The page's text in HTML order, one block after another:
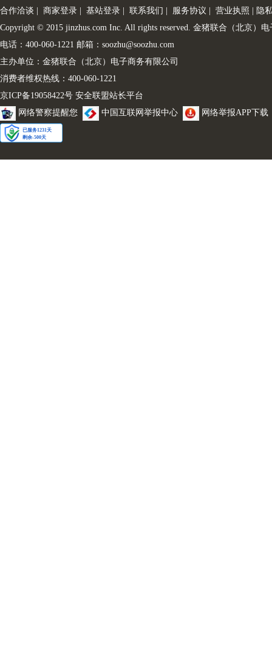
合作洽谈 商家登录 基站登录 联系我们 服务协议 营业执照
隐
Copyright © 2015 jinzhus.com Inc. All rights reserved. 金猪联合（北京）
电话：400-060-1221 邮箱：soozhu@soozhu.com
主办单位：金猪联合（北京）电子商务有限公司
消费者维权热线：400-060-1221
京ICP备19058422号 安全联盟站长平台
网络警察提醒您
中国互联网举报中心 网络举报APP下载